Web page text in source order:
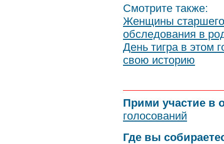
Смотрите также:
Женщины старшего
обследования в
День тигра в этом
свою историю
Прими участие в
голосований
Где вы